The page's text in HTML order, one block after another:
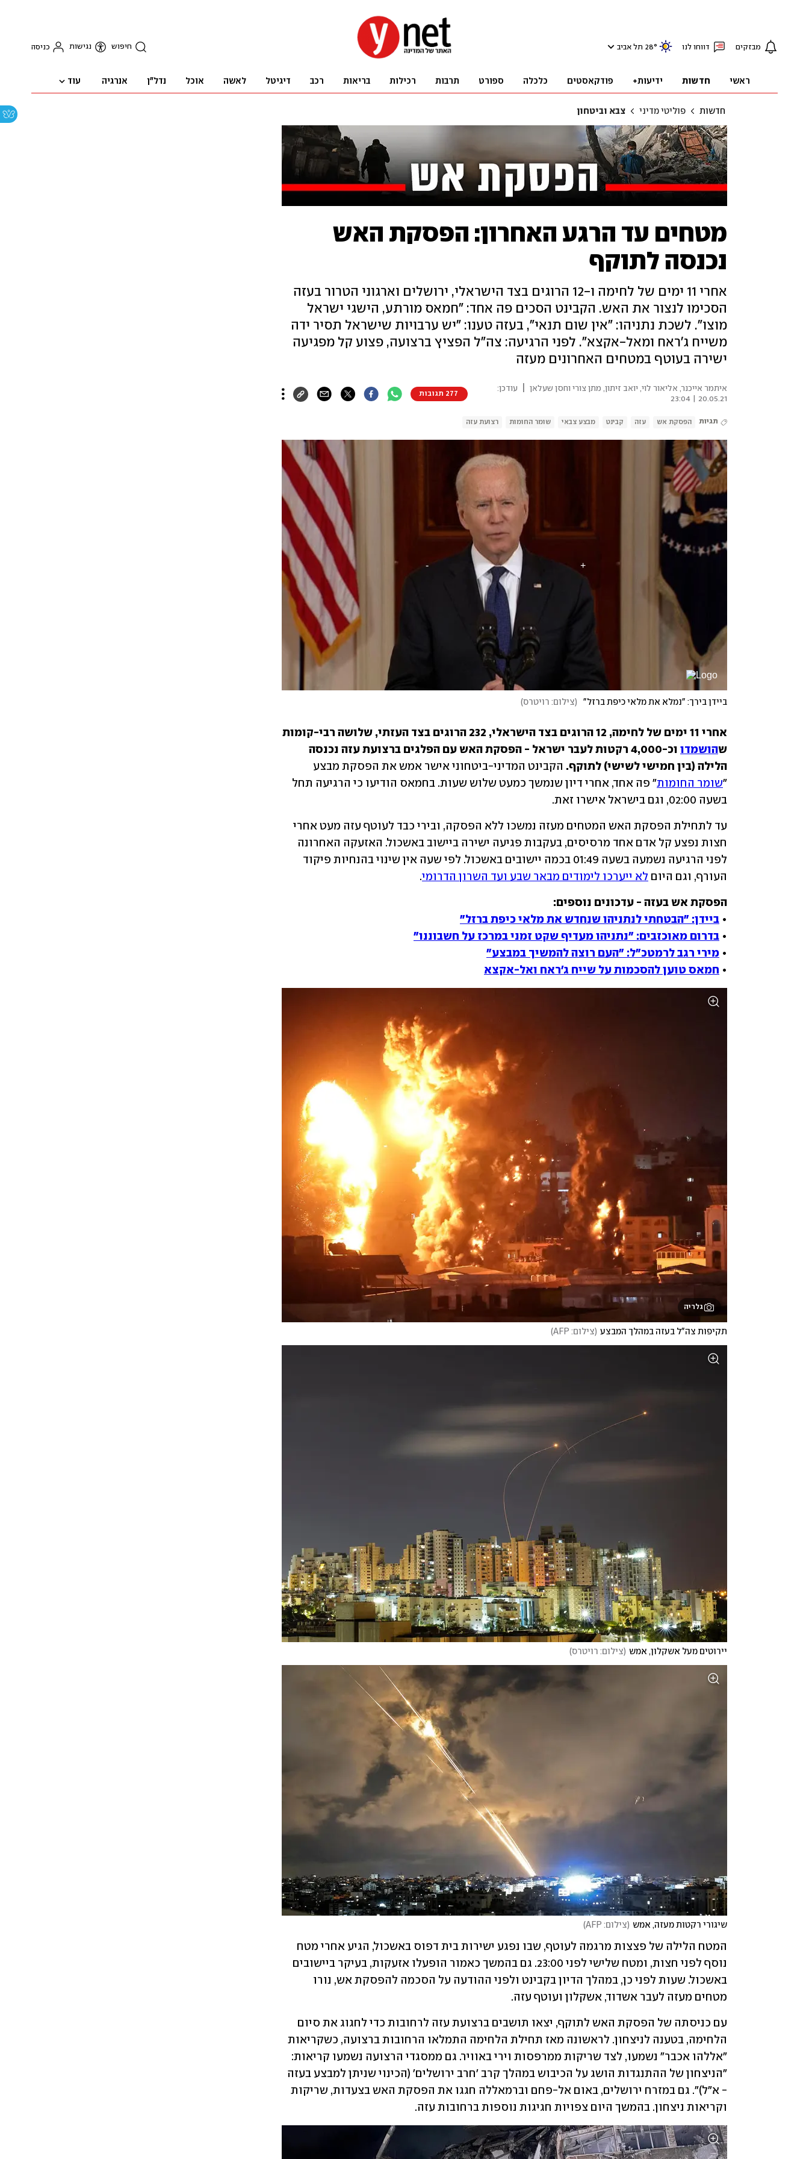
מבזקים דווחו לנו 28° תל אביב חיפוש נגישות כניסה
ראשי חדשות ידיעות+ פודקאסטים כלכלה ספורט תרבות רכילות בריאות רכב דיגיטל לאשה אוכל נדל"ן אנרגיה עוד
חדשות פוליטי מדיני צבא וביטחון
מטחים עד הרגע האחרון: הפסקת האש
נכנסה לתוקף
אחרי 11 ימים של לחימה ו-12 הרוגים בצד הישראלי, ירושלים וארגוני הטרור בעזה
הסכימו לנצור את האש. הקבינט הסכים פה אחד: "חמאס מורתע, הישגי ישראל
מוצו". לשכת נתניהו: "אין שום תנאי", בעזה טענו: "יש ערבויות שישראל תסיר ידה
משייח ג'ראח ומאל-אקצא". לפני הרגיעה: צה"ל הפציץ ברצועה, פצוע קל מפגיעה
ישירה בעוטף במטחים האחרונים מעזה
איתמר אייכנר, אליאור לוי, יואב זיתון, מתן צורי וחסן שעלאן
עודכן:
20.05.21 | 23:04
277 תגובות
תגיות הפסקת אש עזה קבינט מבצע צבאי שומר החומות רצועת עזה
ביידן בירך: "נמלא את מלאי כיפת ברזל" (צילום: רויטרס)
שהושמדו
הלילה (בין חמישי לשישי) לתוקף.
"שומר החומות
בשעה 02:00, וגם בישראל אישרו זאת.
העורף, וגם היום לא ייערכו לימודים מבאר שבע ועד השרון הדרומי.
• ביידן: "הבטחתי לנתניהו שנחדש את מלאי כיפת ברזל"
• בדרום מאוכזבים: "נתניהו מעדיף שקט זמני במרכז על חשבוננו"
• מירי רגב לרמטכ"ל: "העם רוצה להמשיך במבצע"
• חמאס טוען להסכמות על שייח ג'ראח ואל-אקצא
גלריה
תקיפות צה"ל בעזה במהלך המבצע (צילום: AFP )
יירוטים מעל אשקלון, אמש (צילום: רויטרס)
שיגורי רקטות מעזה, אמש (צילום: AFP )
מטחים מעזה לעבר אשדוד, אשקלון ועוטף עזה.
וקריאות ניצחון. בהמשך היום צפויות חגיגות נוספות ברחובות עזה.